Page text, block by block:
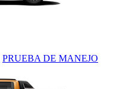
PRUEBA DE MANEJO